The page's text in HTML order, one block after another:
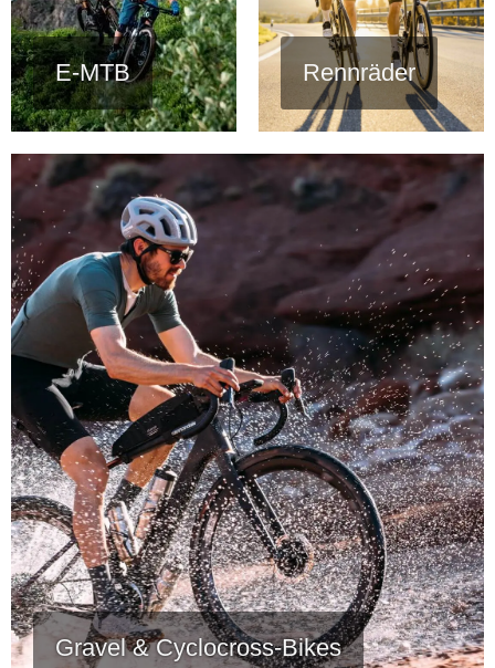
E-MTB Rennräder
Gravel & Cyclocross-Bikes